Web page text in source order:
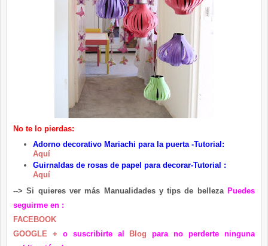
No te lo pierdas:
Adorno decorativo Mariachi para la puerta -Tutorial:
Aquí
Guirnaldas de rosas de papel para decorar-Tutorial :
Aquí
--> Si quieres ver más Manualidades ytips de belleza Puedes
seguirme en :
FACEBOOK
GOOGLE + o suscribirte al Blog para no perderte ninguna